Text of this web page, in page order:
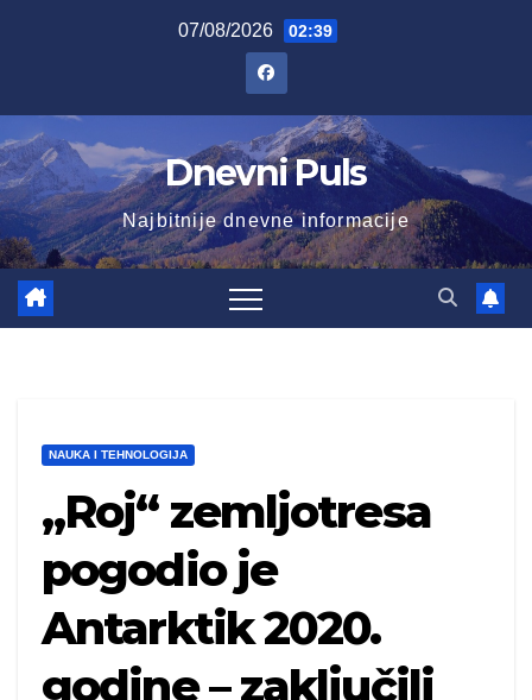
07/08/2026 02:39
Dnevni Puls
Najbitnije dnevne informacije
NAUKA I TEHNOLOGIJA
„Roj“ zemljotresa
pogodio je
Antarktik 2020.
godine – zaključili